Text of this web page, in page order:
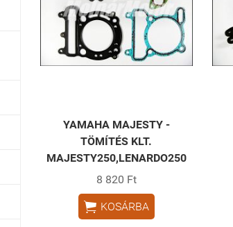
YAMAHA MAJESTY -
TÖMÍTÉS KLT.
MAJESTY250,LENARDO250
8 820 Ft
 KOSÁRBA